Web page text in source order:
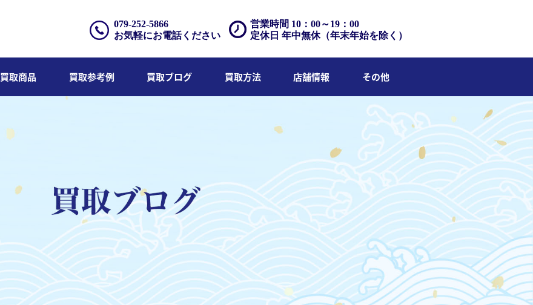
営業時間 10：00～19：00
定休日 年中無休（年末年始を除く）
079-252-5866
お気軽にお電話ください
買取商品 買取参考例 買取ブログ 買取方法 店舗情報 その他